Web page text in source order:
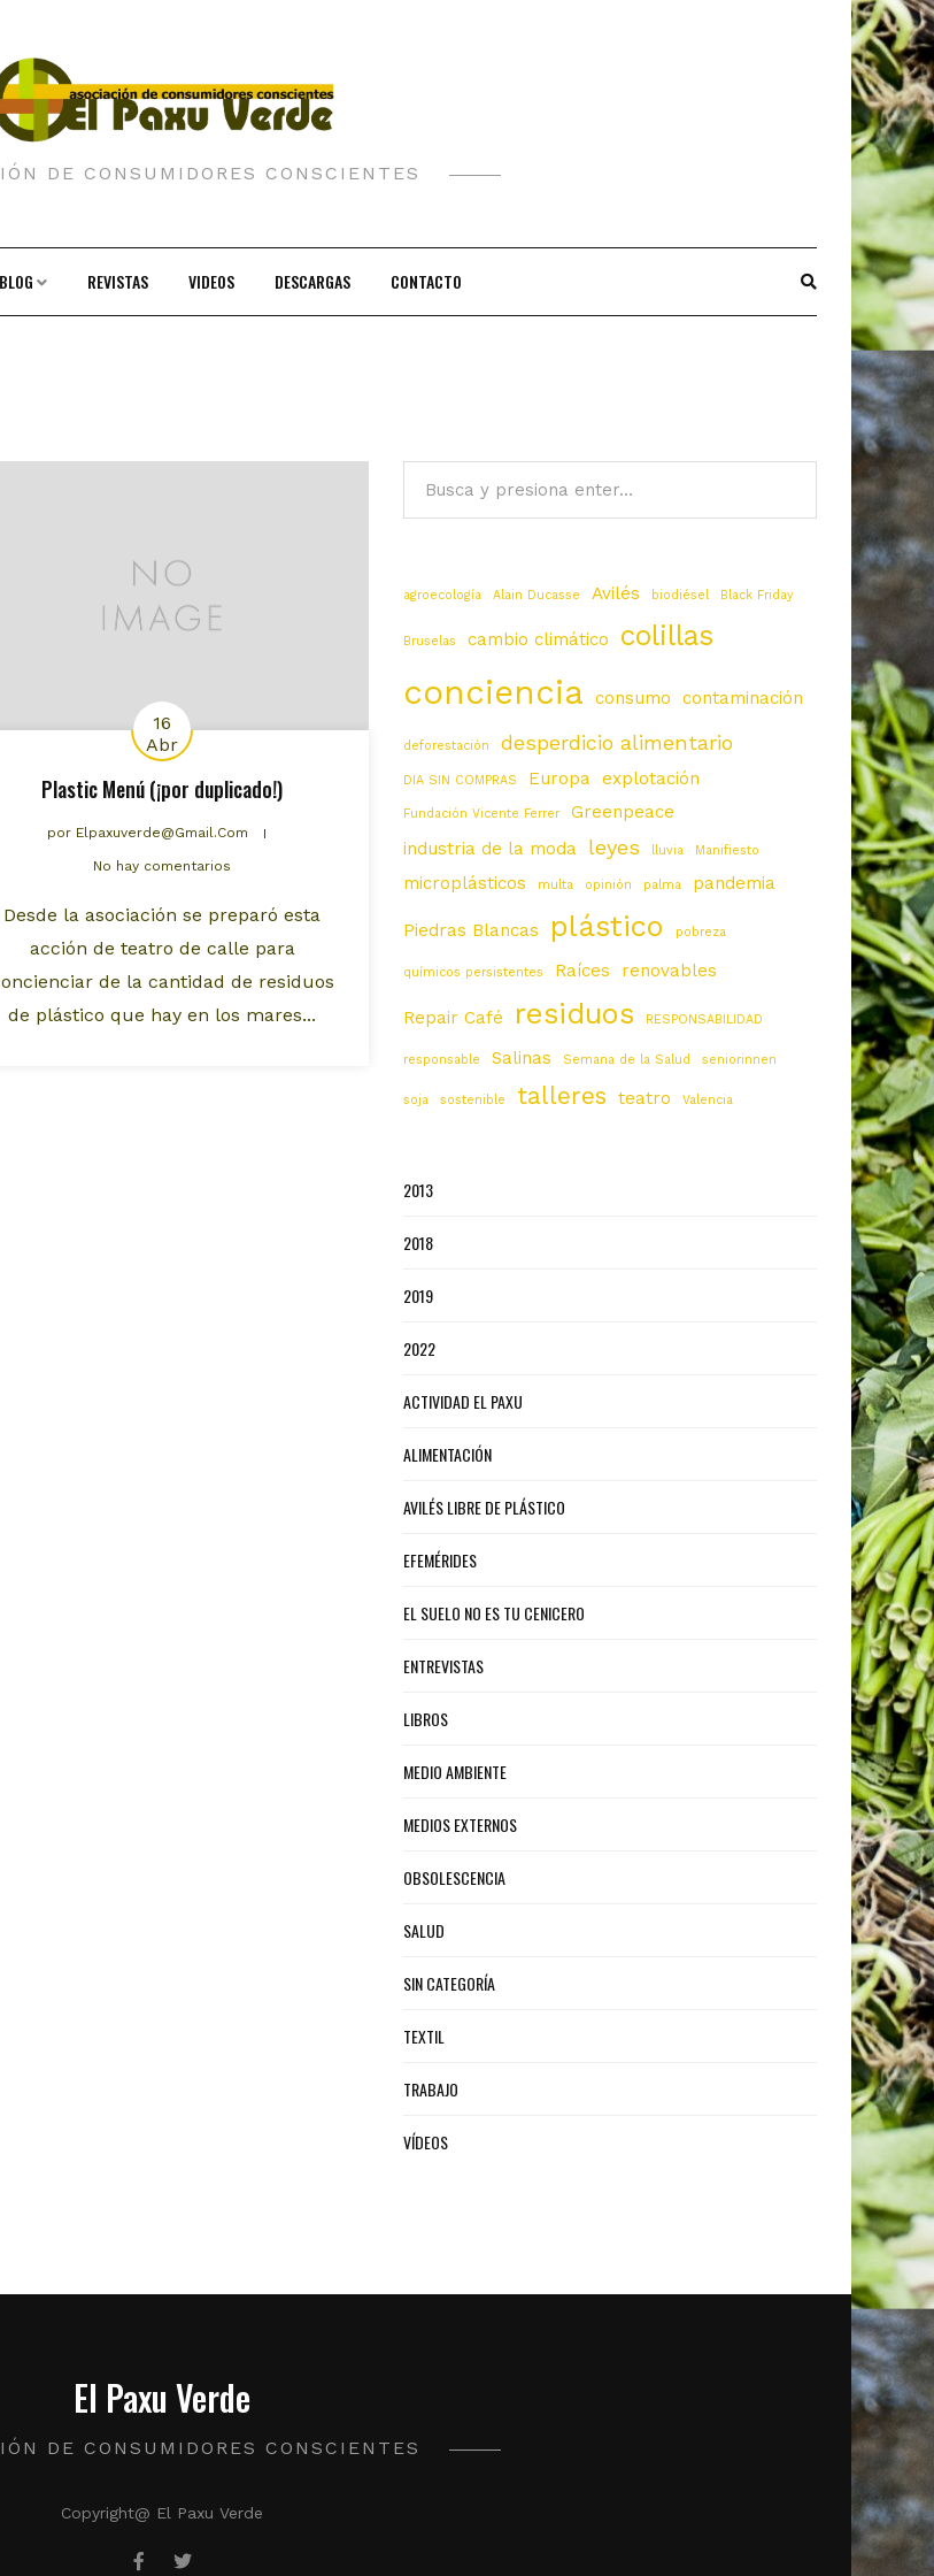
DE CONSUMIDORES CONSCIENTES
BLOG REVISTAS VIDEOS DESCARGAS CONTACTO
16
Abr
Plastic Menú (¡por duplicado!)
por Elpaxuverde@gmail.com
No hay comentarios
Desde la asociación se preparó esta
acción de teatro de calle para
de la cantidad de residuos
de plástico que hay en los mares...
agroecología Alain Ducasse Avilés biodiésel Black Friday
Bruselas cambio climático colillas
conciencia consumo contaminación
deforestación desperdicio alimentario
DIA SIN COMPRAS Europa explotación
Fundación Vicente Ferrer
Greenpeace
industria de la moda
leyes lluvia Manifiesto
microplásticos multa opinión palma pandemia
Piedras Blancas plástico pobreza
químicos persistentes Raíces renovables
Repair Café residuos RESPONSABILIDAD
responsable Salinas Semana de la Salud seniorinnen
soja sostenible talleres teatro Valencia
2013
2018
2019
2022
ACTIVIDAD EL PAXU
ALIMENTACIÓN
AVILÉS LIBRE DE PLÁSTICO
EFEMÉRIDES
EL SUELO NO ES TU CENICERO
ENTREVISTAS
LIBROS
MEDIO AMBIENTE
MEDIOS EXTERNOS
OBSOLESCENCIA
SALUD
SIN CATEGORÍA
TEXTIL
TRABAJO
VÍDEOS
El Paxu Verde
DE CONSUMIDORES CONSCIENTES
Copyright@ El Paxu Verde